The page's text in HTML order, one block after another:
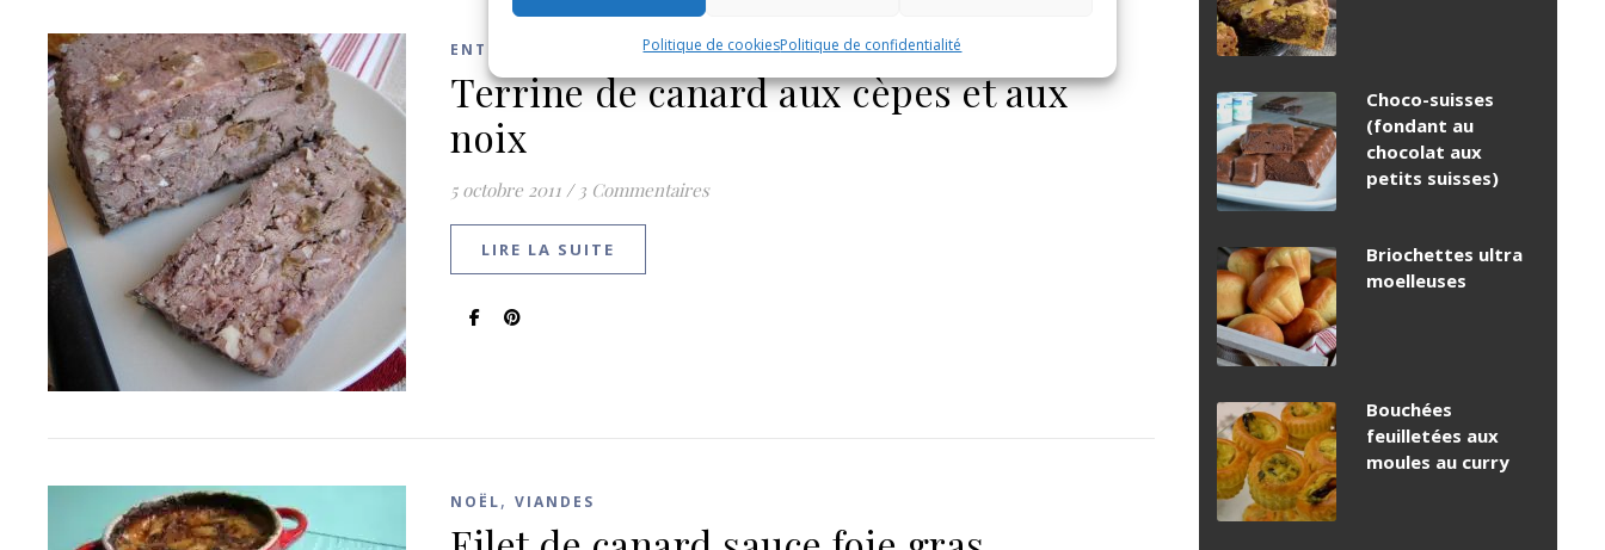
Politique de cookiesPolitique de confidentialité
ENTRÉES ,VIANDES
Terrine de canard aux cèpes et aux
noix
5 octobre 2011 / 3 Commentaires
LIRE LA SUITE
NOËL, VIANDES
Choco-suisses
(fondant au
chocolat aux
petits suisses)
Briochettes ultra
moelleuses
Bouchées
feuilletées aux
moules au curry